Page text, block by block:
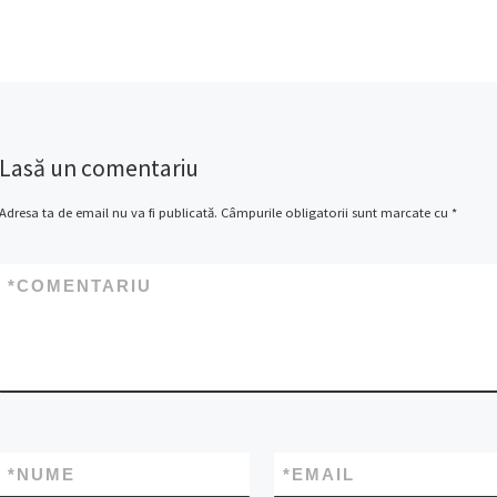
Lasă un comentariu
Adresa ta de email nu va fi publicată. Câmpurile obligatorii sunt marcate cu *
COMENTARIU
*
NUME
* EMAIL
*